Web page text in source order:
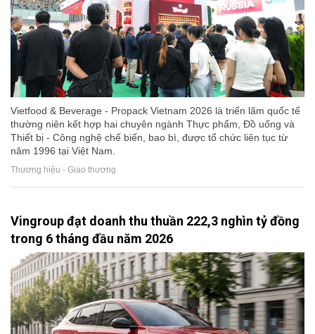
Vietfood & Beverage - Propack Vietnam 2026 là triển lãm quốc tế
thường niên kết hợp hai chuyên ngành Thực phẩm, Đồ uống và
Thiết bị - Công nghệ chế biến, bao bì, được tổ chức liên tục từ
năm 1996 tại Việt Nam.
Thương hiệu - Giao thương
Vingroup đạt doanh thu thuần 222,3 nghìn tỷ đồng
trong 6 tháng đầu năm 2026